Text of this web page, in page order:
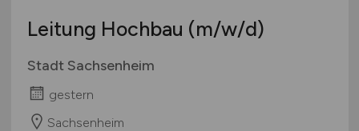
Leitung Hochbau (m/w/d)
Stadt Sachsenheim
gestern
Sachsenheim